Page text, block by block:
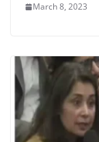
March 8, 2023